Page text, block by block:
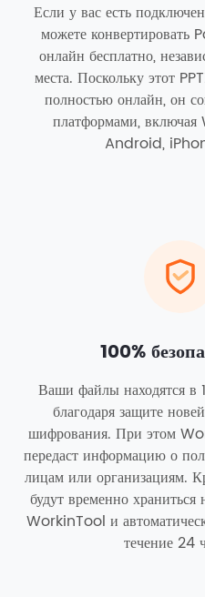
Если у вас есть
можете
онлайн бесплатно,
места. Поскольку этот
полностью онлайн, он
платформами,
Android,
100%
Ваши файлы находятся в
благодаря защите
шифрования. При этом
передаст информацию о
лицам или организациям.
будут временно храниться
WorkinTool и
течение 24